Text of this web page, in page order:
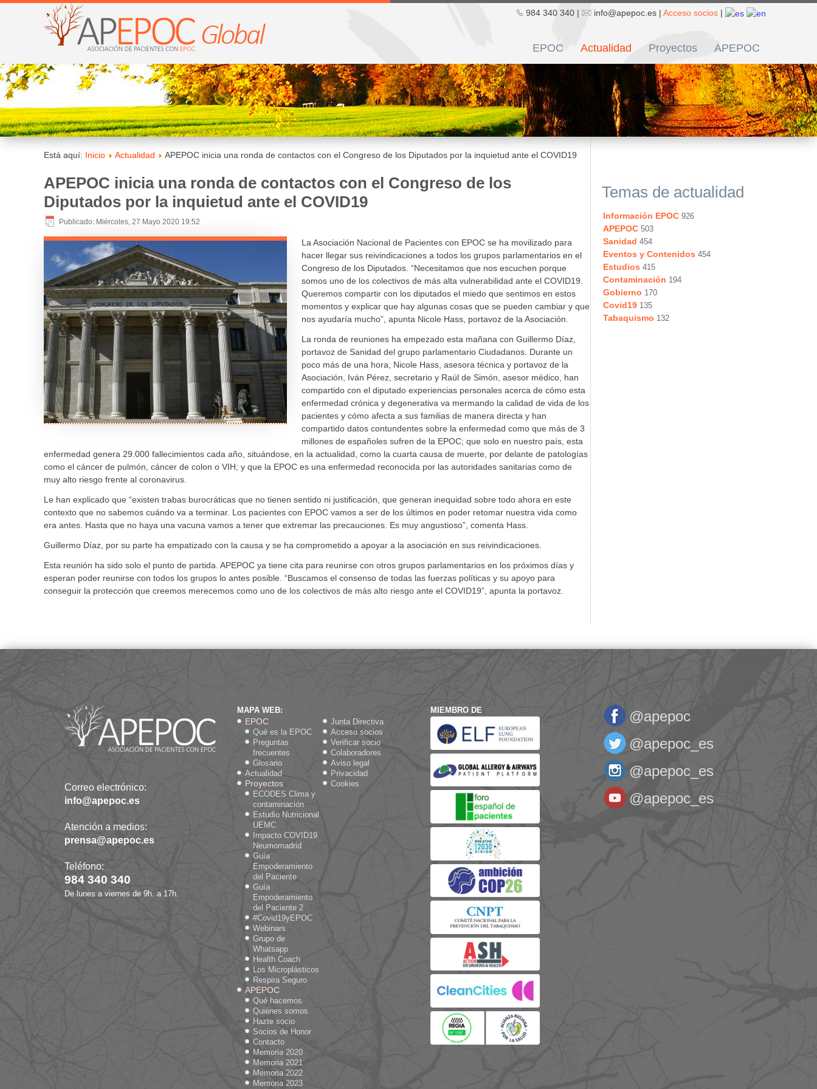
984 340 340 | info@apepoc.es | Acceso socios |
EPOC Actualidad Proyectos APEPOC
Está aquí: Inicio Actualidad APEPOC inicia una ronda de contactos con el Congreso de los Diputados por la inquietud ante el COVID19
APEPOC inicia una ronda de contactos con el Congreso de los
Diputados por la inquietud ante el COVID19
Publicado: Miércoles, 27 Mayo 2020 19:52
La Asociación Nacional de Pacientes con EPOC se ha movilizado para
hacer llegar sus reivindicaciones a todos los grupos parlamentarios en el
Congreso de los Diputados. “Necesitamos que nos escuchen porque
somos uno de los colectivos de más alta vulnerabilidad ante el COVID19.
Queremos compartir con los diputados el miedo que sentimos en estos
momentos y explicar que hay algunas cosas que se pueden cambiar y que
nos ayudaría mucho”, apunta Nicole Hass, portavoz de la Asociación.
La ronda de reuniones ha empezado esta mañana con Guillermo Díaz,
portavoz de Sanidad del grupo parlamentario Ciudadanos. Durante un
poco más de una hora, Nicole Hass, asesora técnica y portavoz de la
Asociación, Iván Pérez, secretario y Raúl de Simón, asesor médico, han
compartido con el diputado experiencias personales acerca de cómo esta
enfermedad crónica y degenerativa va mermando la calidad de vida de los
pacientes y cómo afecta a sus familias de manera directa y han
compartido datos contundentes sobre la enfermedad como que más de 3
millones de españoles sufren de la EPOC; que solo en nuestro país, esta
enfermedad genera 29.000 fallecimientos cada año, situándose, en la actualidad, como la cuarta causa de muerte, por delante de patologías
como el cáncer de pulmón, cáncer de colon o VIH; y que la EPOC es una enfermedad reconocida por las autoridades sanitarias como de
muy alto riesgo frente al coronavirus.
Le han explicado que “existen trabas burocráticas que no tienen sentido ni justificación, que generan inequidad sobre todo ahora en este
contexto que no sabemos cuándo va a terminar. Los pacientes con EPOC vamos a ser de los últimos en poder retomar nuestra vida como
era antes. Hasta que no haya una vacuna vamos a tener que extremar las precauciones. Es muy angustioso”, comenta Hass.
Guillermo Díaz, por su parte ha empatizado con la causa y se ha comprometido a apoyar a la asociación en sus reivindicaciones.
Esta reunión ha sido solo el punto de partida. APEPOC ya tiene cita para reunirse con otros grupos parlamentarios en los próximos días y
esperan poder reunirse con todos los grupos lo antes posible. “Buscamos el consenso de todas las fuerzas políticas y su apoyo para
conseguir la protección que creemos merecemos como uno de los colectivos de más alto riesgo ante el COVID19”, apunta la portavoz.
Temas de actualidad
Información EPOC 926
APEPOC 503
Sanidad 454
Eventos y Contenidos 454
Estudios 415
Contaminación 194
Gobierno 170
Covid19 135
Tabaquismo 132
Correo electrónico:
info@apepoc.es
Atención a medios:
prensa@apepoc.es
Teléfono:
984 340 340
De lunes a viernes de 9h. a 17h.
MAPA WEB:
EPOC
Qué es la EPOC
Preguntas
frecuentes
Glosario
Actualidad
Proyectos
ECODES Clima y
contaminación
Estudio Nutricional
UEMC
Impacto COVID19
Neumomadrid
Guía
Empoderamiento
del Paciente
Guía
Empoderamiento
del Paciente 2
#Covid19yEPOC
Webinars
Grupo de
Whatsapp
Health Coach
Los Microplásticos
Respira Seguro
APEPOC
Qué hacemos
Quiénes somos
Hazte socio
Socios de Honor
Contacto
Memoria 2020
Memoria 2021
Memoria 2022
Memoria 2023
Junta Directiva
Acceso socios
Verificar socio
Colaboradores
Aviso legal
Privacidad
Cookies
MIEMBRO DE
@apepoc
@apepoc_es
@apepoc_es
@apepoc_es